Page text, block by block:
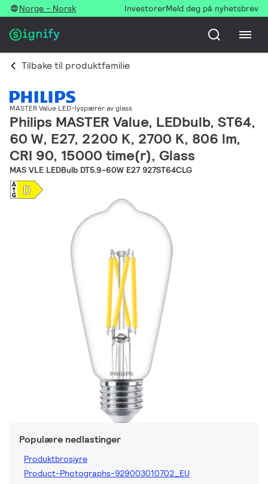
Norge - Norsk InvestorerMeld deg på nyhetsbrev
Tilbake til produktfamilie
MASTER Value LED-lyspærer av glass
Philips MASTER Value, LEDbulb, ST64,
60 W, E27, 2200 K, 2700 K, 806 lm,
CRI 90, 15000 time(r), Glass
MAS VLE LEDBulb DT5.9-60W E27 927ST64CLG
Populære nedlastinger
Produktbrosjyre
Product-Photographs-929003010702_EU